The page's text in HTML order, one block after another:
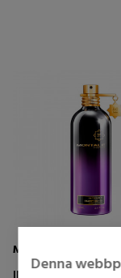
Denna
MONTALE